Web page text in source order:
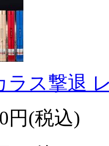
ラス撃退
円(税込)